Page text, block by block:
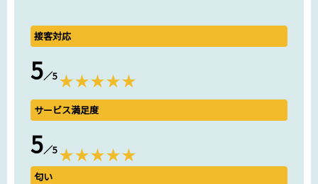
接客対応
5／5
サービス満足度
5／5
匂い